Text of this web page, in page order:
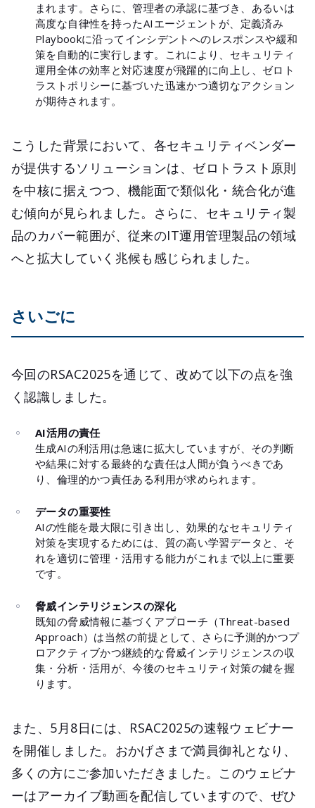
まれます。さらに、管理者の承認に基づき、あるいは
高度な自律性を持ったAIエージェントが、定義済み
Playbookに沿ってインシデントへのレスポンスや緩和
策を自動的に実行します。これにより、セキュリティ
運用全体の効率と対応速度が飛躍的に向上し、ゼロト
ラストポリシーに基づいた迅速かつ適切なアクション
が期待されます。
こうした背景において、各セキュリティベンダー
が提供するソリューションは、ゼロトラスト原則
を中核に据えつつ、機能面で類似化・統合化が進
む傾向が見られました。さらに、セキュリティ製
品のカバー範囲が、従来のIT運用管理製品の領域
へと拡大していく兆候も感じられました。
さいごに
今回のRSAC2025を通じて、改めて以下の点を強
く認識しました。
AI活用の責任
生成AIの利活用は急速に拡大していますが、その判断
や結果に対する最終的な責任は人間が負うべきであ
り、倫理的かつ責任ある利用が求められます。
データの重要性
AIの性能を最大限に引き出し、効果的なセキュリティ
対策を実現するためには、質の高い学習データと、そ
れを適切に管理・活用する能力がこれまで以上に重要
です。
脅威インテリジェンスの深化
既知の脅威情報に基づくアプローチ（Threat-based
Approach）は当然の前提として、さらに予測的かつプ
ロアクティブかつ継続的な脅威インテリジェンスの収
集・分析・活用が、今後のセキュリティ対策の鍵を握
ります。
また、5月8日には、RSAC2025の速報ウェビナー
を開催しました。おかげさまで満員御礼となり、
多くの方にご参加いただきました。このウェビナ
ーはアーカイブ動画を配信していますので、ぜひ